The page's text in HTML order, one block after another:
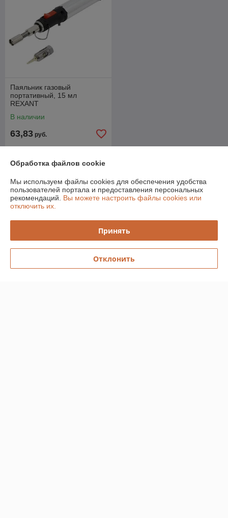
Паяльник газовый
портативный, 15 мл
REXANT
В наличии
63,83 руб.
О нас
Рейтинг не сформирован
г. Минск
улица Одесская, 16, Пом.1н, Минск, Беларусь
Обработка файлов cookie
Мы используем файлы cookies для обеспечения удобства
пользователей портала и предоставления персональных
рекомендаций. Вы можете настроить файлы cookies или
отключить их.
Принять
Отклонить